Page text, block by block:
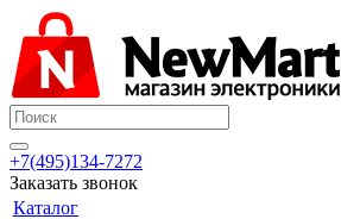
+7(495)134-7272
Заказать звонок
Каталог